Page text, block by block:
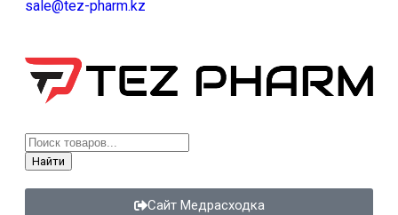
sale@tez-pharm.kz
Найти
Сайт Медрасходка